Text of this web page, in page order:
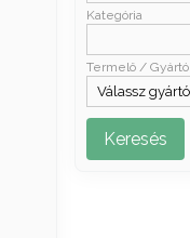
Kategória
Termelő / Gyártó